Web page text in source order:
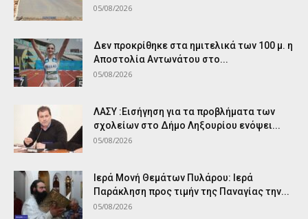
05/08/2026
Δεν προκρίθηκε στα ημιτελικά των 100 μ. η
Αποστολία Αντωνάτου στο...
05/08/2026
ΛΑΣΥ :Εισήγηση για τα προβλήματα των
σχολείων στο Δήμο Ληξουρίου ενόψει...
05/08/2026
Ιερά Μονή Θεμάτων Πυλάρου: Ιερά
Παράκληση προς τιμήν της Παναγίας την...
05/08/2026